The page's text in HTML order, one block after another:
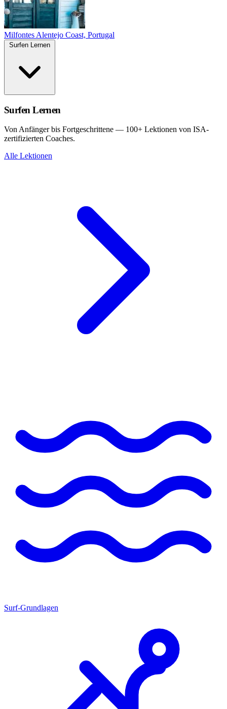
Milfontes Alentejo Coast, Portugal
Surfen Lernen
Von Anfänger bis Fortgeschrittene — 100+ Lektionen von ISA-
zertifizierten Coaches.
Alle Lektionen
Surf-Grundlagen